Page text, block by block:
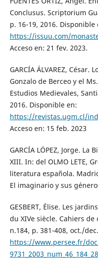
Conclusus. Scriptorium
p. 16-19, 2016. Disponible
https://issuu.com/
Acceso en: 21 fev. 2023.
GARCÍA ÁLVAREZ,
Gonzalo de Berceo y el
Estudios Medievales,
2016. Disponible en:
https://revistas.ugm.cl/
Acceso en: 15 feb. 2023
GARCÍA LÓPEZ, Jorge.
XIII. In: del OLMO LETE,
literatura española.
El imaginario y sus
GESBERT, Élise. Les
du XIVe siècle. Cahiers
n.184, p. 381-408, oct./
https://www.persee.fr/